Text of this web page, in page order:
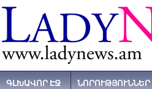
ԳԼԽԱՎՈՐ ԷՋ ՆՈՐՈՒԹՅՈՒՆՆԵՐ